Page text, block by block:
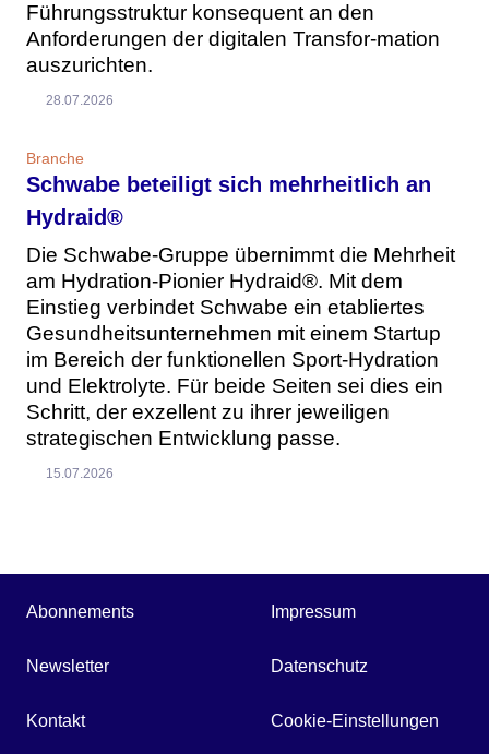
Führungsstruktur konsequent an den
Anforderungen der digitalen Transfor-mation
auszurichten.
28.07.2026
Branche
Schwabe beteiligt sich mehrheitlich an
Hydraid®
Die Schwabe-Gruppe übernimmt die Mehrheit
am Hydration-Pionier Hydraid®. Mit dem
Einstieg verbindet Schwabe ein etabliertes
Gesundheitsunternehmen mit einem Startup
im Bereich der funktionellen Sport-Hydration
und Elektrolyte. Für beide Seiten sei dies ein
Schritt, der exzellent zu ihrer jeweiligen
strategischen Entwicklung passe.
15.07.2026
Abonnements
Newsletter
Kontakt
Impressum
Datenschutz
Cookie-Einstellungen